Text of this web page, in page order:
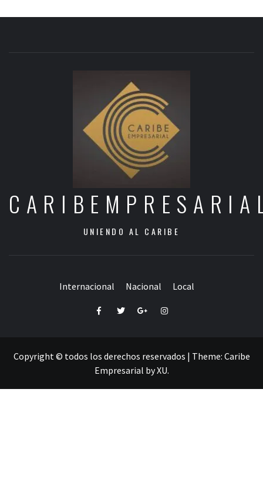
UNIENDO AL CARIBE
Internacional Nacional Local
FacebookTwitterGoogle+Instagram
Copyright © todos los derechos reservados | Theme: Caribe
Empresarial byXU.